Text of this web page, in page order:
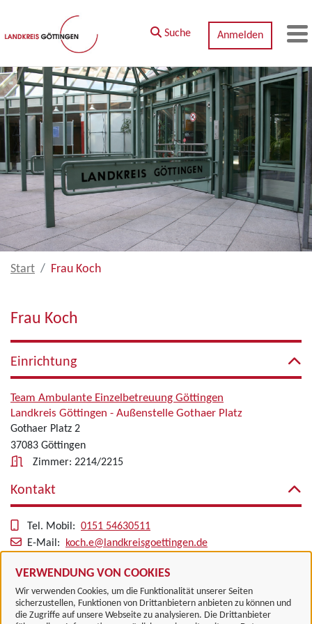
Zum Hauptinhalt springen
VERWENDUNG VON COOKIES
Wir verwenden Cookies, um die Funktionalität unserer Seiten
sicherzustellen, Funktionen von Drittanbietern anbieten zu können und
die Zugriffe auf unsere Webseite zu analysieren. Die Drittanbieter
Suche Anmelden
Start Frau Koch
Frau Koch
Einrichtung
Team Ambulante Einzelbetreuung Göttingen
Landkreis Göttingen - Außenstelle Gothaer Platz
Gothaer Platz 2
37083 Göttingen
Zimmer: 2214/2215
Kontakt
Tel. Mobil: 0151 54630511
E-Mail:
koch.e@landkreisgoettingen.de
Alle zugeordneten Einrichtungen